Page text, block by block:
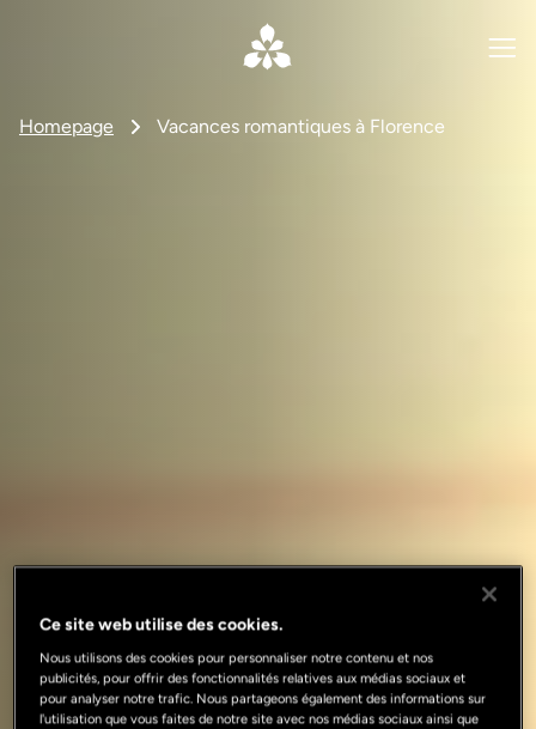
Homepage Vacances romantiques à Florence
Ce site web utilise des cookies.
Nous utilisons des cookies pour personnaliser notre contenu et nos
publicités, pour offrir des fonctionnalités relatives aux médias sociaux et
pour analyser notre trafic. Nous partageons également des informations sur
l'utilisation que vous faites de notre site avec nos médias sociaux ainsi que